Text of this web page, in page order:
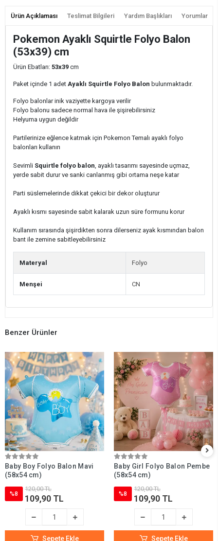
Ürün Açıklaması Teslimat Bilgileri Yardım Başlıkları Yorumlar
Pokemon Ayaklı Squirtle Folyo Balon
(53x39) cm
Ürün Ebatları: 53x39 cm
Paket içinde 1 adet Ayaklı Squirtle Folyo Balon bulunmaktadır.
Folyo balonlar inik vaziyette kargoya verilir
Folyo balonu sadece normal hava ile şişirebilirsiniz
Helyuma uygun değildir
Partilerinize eğlence katmak için Pokemon Temalı ayaklı folyo
balonları kullanın
Sevimli Squirtle folyo balon, ayaklı tasarımı sayesinde uçmaz,
yerde sabit durur ve sanki canlanmış gibi ortama neşe katar
Parti süslemelerinde dikkat çekici bir dekor oluşturur
Ayaklı kısmı sayesinde sabit kalarak uzun süre formunu korur
Kullanım sırasında şişirdikten sonra dilerseniz ayak kısmından balon
bant ile zemine sabitleyebilirsiniz
Materyal Folyo
Menşei CN
Benzer Ürünler
Baby Boy Folyo Balon Mavi
(58x54 cm)
%8
120,00 TL
109,90 TL
Sepete Ekle
Baby Girl Folyo Balon Pembe
(58x54 cm)
%8
120,00 TL
109,90 TL
Sepete Ekle